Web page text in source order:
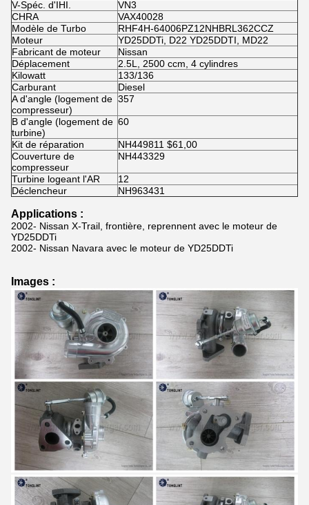
V-Spéc. d'IHI.
VN3
CHRA
VAX40028
Modèle de Turbo
RHF4H-64006PZ12NHBRL362CCZ
Moteur
YD25DDTi, D22 YD25DDTI, MD22
Fabricant de moteur
Nissan
Déplacement
2.5L, 2500 ccm, 4 cylindres
Kilowatt
133/136
Carburant
Diesel
Α d'angle (logement de
compresseur)
357
Β d'angle (logement de
turbine)
60
Kit de réparation
NH449811 $61,00
Couverture de
compresseur
NH443329
Turbine logeant l'AR
12
Déclencheur
NH963431
Applications :
2002- Nissan X-Trail, frontière, reprennent avec le moteur de
YD25DDTi
2002- Nissan Navara avec le moteur de YD25DDTi
Images :